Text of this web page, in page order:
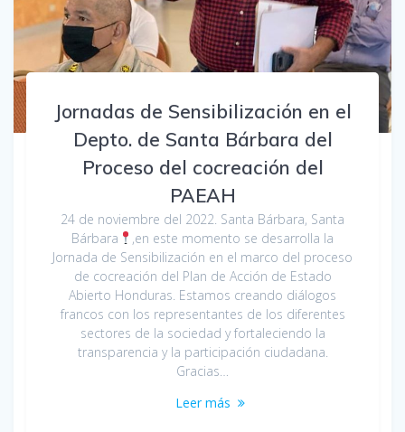
Jornadas de Sensibilización en el
Depto. de Santa Bárbara del
Proceso del cocreación del
PAEAH
24 de noviembre del 2022. Santa Bárbara, Santa
Bárbara
,en este momento se desarrolla la
Jornada de Sensibilización en el marco del proceso
de cocreación del Plan de Acción de Estado
Abierto Honduras. Estamos creando diálogos
francos con los representantes de los diferentes
sectores de la sociedad y fortaleciendo la
transparencia y la participación ciudadana.
Gracias…
Leer más